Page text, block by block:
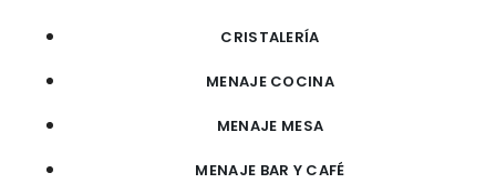
CRISTALERÍA
MENAJE COCINA
MENAJE MESA
MENAJE BAR Y CAFÉ